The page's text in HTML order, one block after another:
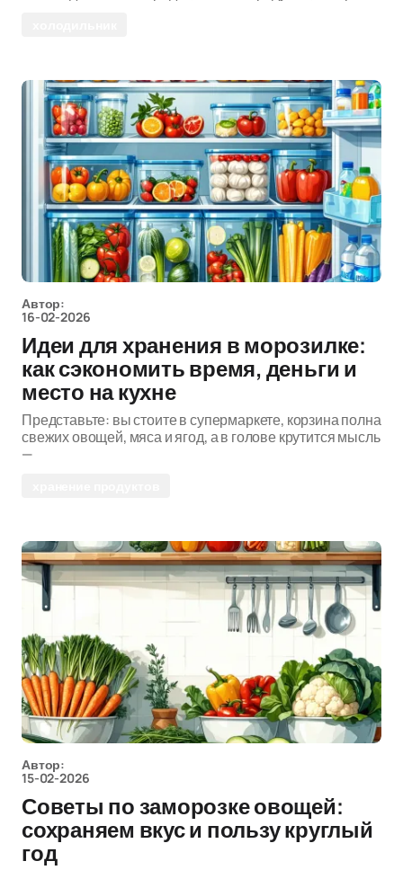
Автор:
16-02-2026
Идеи для хранения в морозилке:
как сэкономить время, деньги и
место на кухне
Представьте: вы стоите в супермаркете, корзина полна
свежих овощей, мяса и ягод, а в голове крутится мысль
—
Автор:
15-02-2026
Советы по заморозке овощей:
сохраняем вкус и пользу круглый
год